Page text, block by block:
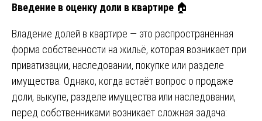
Введение в оценку доли в квартире 🏠
Владение долей в квартире — это распространённая
форма собственности на жильё, которая возникает при
приватизации, наследовании, покупке или разделе
имущества. Однако, когда встаёт вопрос о продаже
доли, выкупе, разделе имущества или наследовании,
перед собственниками возникает сложная задача: